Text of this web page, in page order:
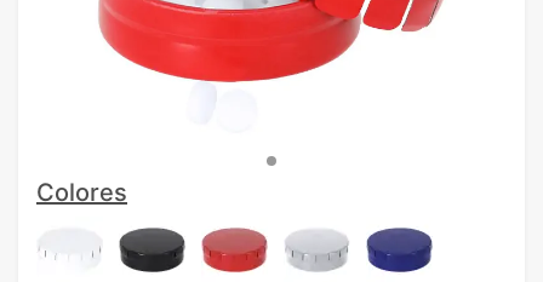
Colores